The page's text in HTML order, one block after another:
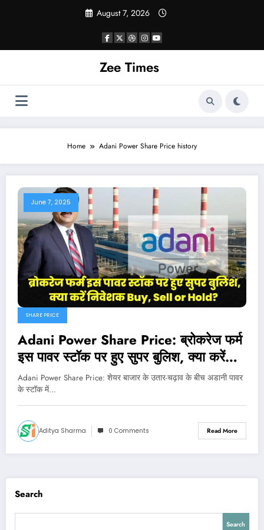
August 7, 2026
Zee Times
Home Adani Power Share Price history
June 7, 2025
SHARE PRICE
Adani Power Share Price: ब्रोकरेज फर्म
इस पावर स्टॉक पर हुए सुपर बुलिश, क्या करें
निवेशक Buy, Sell or Hold?
Adani Power Share Price: शेयर बाजार के उतार-चढ़ाव के बीच अडानी पावर
के स्टॉक में…
Aditya Sharma 0 Comments Read More
Search
Search